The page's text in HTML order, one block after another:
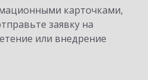
карточками,
заявку на
или внедрение